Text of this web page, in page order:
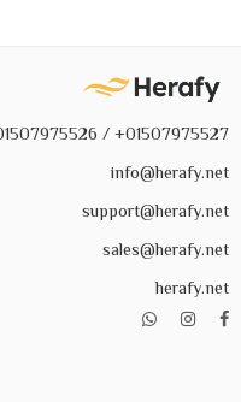
01507975527+ / 01507975526+
info@herafy.net
support@herafy.net
sales@herafy.net
herafy.net